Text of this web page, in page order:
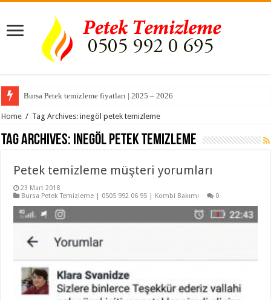
Bursa Petek temizleme fiyatları | 2025 – 2026
Home / Tag Archives: inegöl petek temizleme
Tag Archives: inegöl petek temizleme
Petek temizleme müşteri yorumları
23 Mart 2018
Bursa Petek Temizleme | 0505 992 06 95 | Kombi Bakımı
0